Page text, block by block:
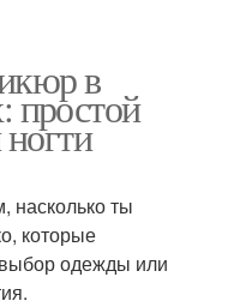
в
простой
насколько ты
которые
одежды или